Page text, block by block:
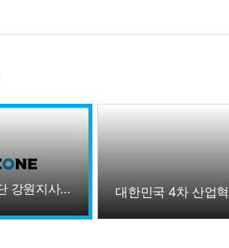
장애인고용공단 강원지사 - 더존비즈온 장애인 고용 증진 업무협약